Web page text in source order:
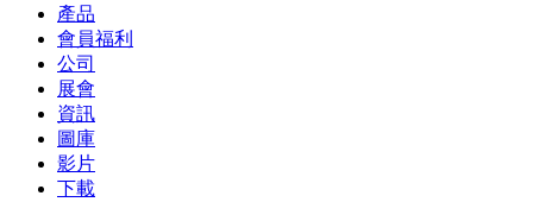
產品
會員福利
公司
展會
資訊
圖庫
影片
下載